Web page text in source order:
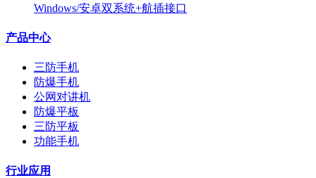
Windows/安卓双系统+航插接口
产品中心
三防手机
防爆手机
公网对讲机
防爆平板
三防平板
功能手机
行业应用